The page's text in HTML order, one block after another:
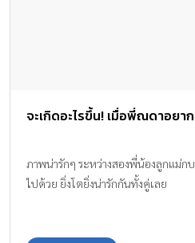
จะเกิดอะไรขึ้น! เมื่อพี่ณดาอย
ภาพน่ารักๆ ระหว่างสองพี่น้องลูกแม่
ไปด้วย ยิ่งโตยิ่งน่ารักกันทั้งคู่เลย